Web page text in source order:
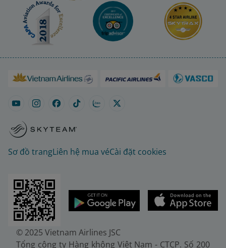
Sơ đồ trangLiên hệ mua véCài đặt cookies
© 2025 Vietnam Airlines JSC
Tổng công ty Hàng không Việt Nam - CTCP. Số 200